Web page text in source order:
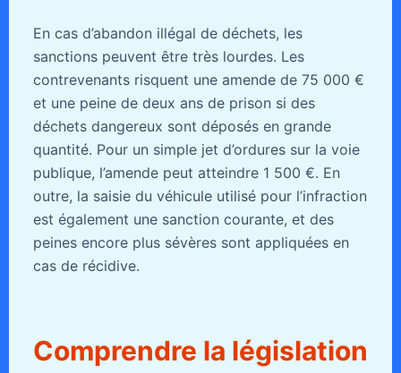
En cas d’abandon illégal de déchets, les
sanctions peuvent être très lourdes. Les
contrevenants risquent une amende de 75 000 €
et une peine de deux ans de prison si des
déchets dangereux sont déposés en grande
quantité. Pour un simple jet d’ordures sur la voie
publique, l’amende peut atteindre 1 500 €. En
outre, la saisie du véhicule utilisé pour l’infraction
est également une sanction courante, et des
peines encore plus sévères sont appliquées en
cas de récidive.
Comprendre la législation